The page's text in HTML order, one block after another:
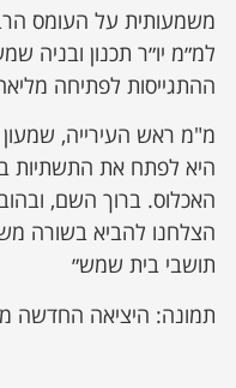
משמעותית על העומס
למ״מ יו״ר תכנון ובניה
ההתגייסות לפתיחה
מ"מ ראש העירייה,
היא לפתח את התשתיות
האכלוס. ברוך השם,
הצלחנו להביא בשורה
תושבי בית שמש״
תמונה: היציאה החדשה